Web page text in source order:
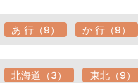
あ 行（9） か 行（9）
北海道（3） 東北（9）